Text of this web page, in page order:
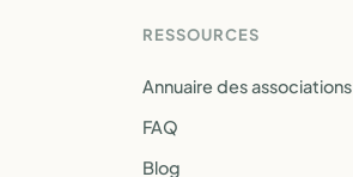
RESSOURCES
Annuaire des associations
FAQ
Blog